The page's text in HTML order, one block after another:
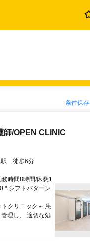
条件保存
師/OPEN CLINIC
駅 徒歩6分
時間8時間/休憩1
* シフトパターン
クリニック～ 患
理し、 適切な処